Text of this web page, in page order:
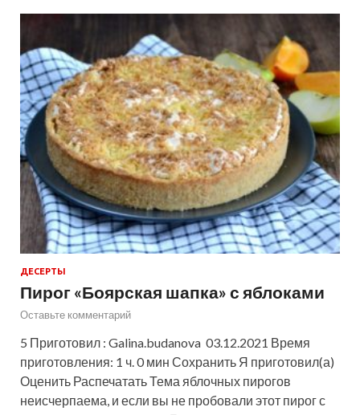
ДЕСЕРТЫ
Пирог «Боярская шапка» с яблоками
Оставьте комментарий
5 Приготовил : Galina.budanova 03.12.2021 Время
приготовления: 1 ч. 0 мин Сохранить Я приготовил(а)
Оценить Распечатать Тема яблочных пирогов
неисчерпаема, и если вы не пробовали этот пирог с